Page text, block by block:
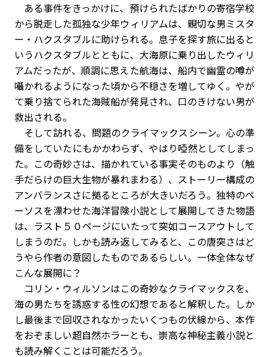
ある事件をきっかけに、預けられたばかりの寄宿学校
から脱走した孤独な少年ウィリアムは、親切な男ミスタ
ー・ハクスタブルに助けられる。息子を探す旅に出ると
いうハクスタブルとともに、大海原に乗り出したウィリ
アムだったが、順調に思えた航海は、船内で幽霊の噂が
囁かれるようになった頃から不穏さを増してゆく。やが
て乗り捨てられた海賊船が発見され、口のきけない男が
救出される。
そして訪れる、問題のクライマックスシーン。心の準
備をしていたにもかかわらず、やはり啞然としてしまっ
た。この奇妙さは、描かれている事実そのものより（触
手だらけの巨大生物が暴れまわる）、ストーリー構成の
アンバランスさに拠るところが大きいだろう。独特のペ
ーソスを漂わせた海洋冒険小説として展開してきた物語
は、ラスト５０ページにいたって突如コースアウトして
しまうのだ。しかも読み返してみると、この唐突さはど
うやら作者の意図したものであるらしい。一体全体なぜ
こんな展開に？
コリン・ウィルソンはこの奇妙なクライマックスを、
海の男たちを誘惑する性の幻想であると解釈した。しか
し最後まで回収されなかったいくつもの伏線から、本作
をおぞましい超自然ホラーとも、崇高な神秘主義小説と
も読み解くことは可能だろう。